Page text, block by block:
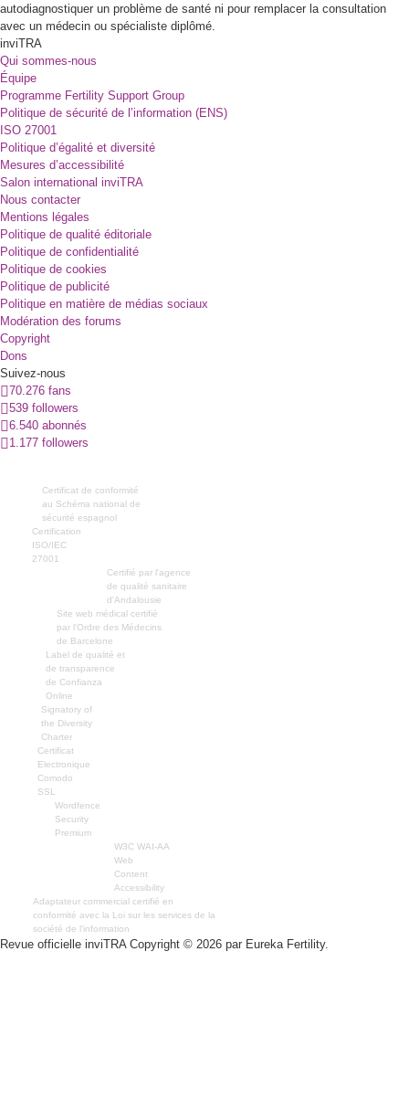
autodiagnostiquer un problème de santé ni pour remplacer la consultation
avec un médecin ou spécialiste diplômé.
inviTRA
Qui sommes-nous
Équipe
Programme Fertility Support Group
Politique de sécurité de l’information (ENS)
ISO 27001
Politique d’égalité et diversité
Mesures d’accessibilité
Salon international inviTRA
Nous contacter
Mentions légales
Politique de qualité éditoriale
Politique de confidentialité
Politique de cookies
Politique de publicité
Politique en matière de médias sociaux
Modération des forums
Copyright
Dons
Suivez-nous
70.276 fans
539 followers
6.540 abonnés
1.177 followers
Certificat de conformité
au Schéma national de
sécurité espagnol
Certification
ISO/IEC
27001
Certifié par l'agence
de qualité sanitaire
d'Andalousie
Site web médical certifié
par l'Ordre des Médecins
de Barcelone
Label de qualité et
de transparence
de Confianza
Online
Signatory of
the Diversity
Charter
Certificat
Electronique
Comodo
SSL
Wordfence
Security
Premium
W3C WAI-AA
Web
Content
Accessibility
Adaptateur commercial certifié en
conformité avec la Loi sur les services de la
société de l'information
Revue officielle inviTRA Copyright © 2026 par Eureka Fertility.